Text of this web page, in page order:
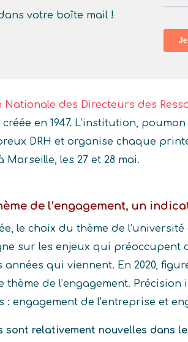
votre boîte mail !
Nationale des Directeurs des
en 1947. L’institution,
DRH et organise chaque
Marseille, les 27 et 28 mai.
de l’engagement, un
le choix du thème de
sur les enjeux qui préoccupent
années qui viennent. En 2020,
thème de l’engagement.
: engagement de l’entreprise et
sont relativement nouvelles dans